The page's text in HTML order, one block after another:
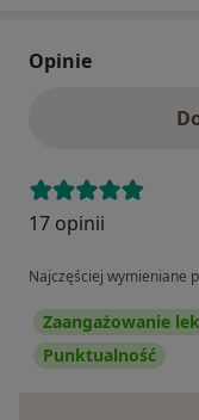
Opinie
17 opinii
Najczęściej wymieniane
Zaangażowanie
Punktualność